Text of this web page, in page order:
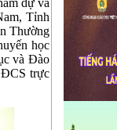
dự và
Tỉnh
Thường
học
và Đào
trực